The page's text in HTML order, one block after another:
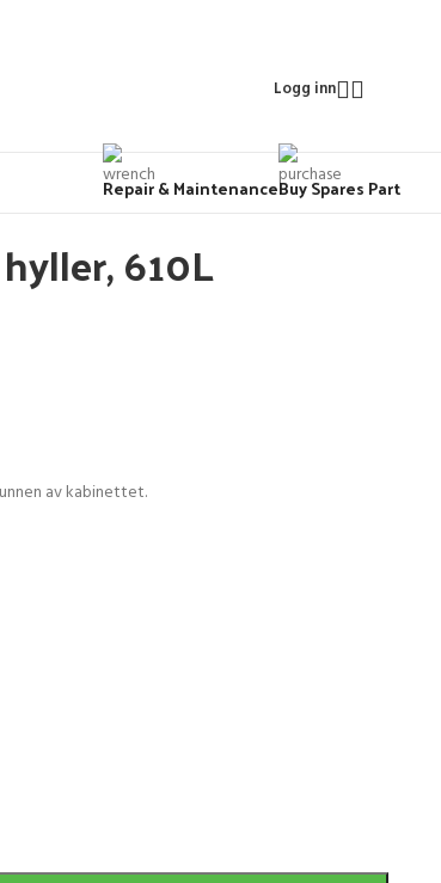
Logg inn
Repair & MaintenanceBuy Spares Part
610L
av kabinettet.